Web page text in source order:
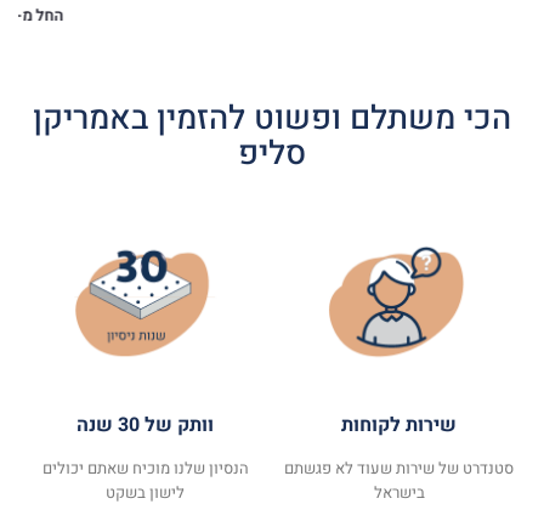
החל מ-
הכי משתלם ופשוט להזמין באמריקן
סליפ
שירות לקוחות
סטנדרט של שירות שעוד לא פגשתם
בישראל
וותק של 30 שנה
הנסיון שלנו מוכיח שאתם יכולים
לישון בשקט